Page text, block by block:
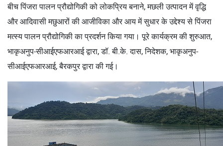
बीच पिंजरा पालन प्रौद्योगिकी को लोकप्रिय बनाने, मछली उत्पादन में वृद्धि
और आदिवासी मछुआरों की आजीविका और आय में सुधार के उद्देश्य से पिंजरा
मत्स्य पालन प्रौद्योगिकी का प्रदर्शन किया गया। पूरे कार्यक्रम की शुरुआत,
भाकृअनुप-सीआईएफआरआई द्वारा, डॉ. बी.के. दास, निदेशक, भाकृअनुप-
सीआईएफआरआई, बैरकपुर द्वारा की गई।